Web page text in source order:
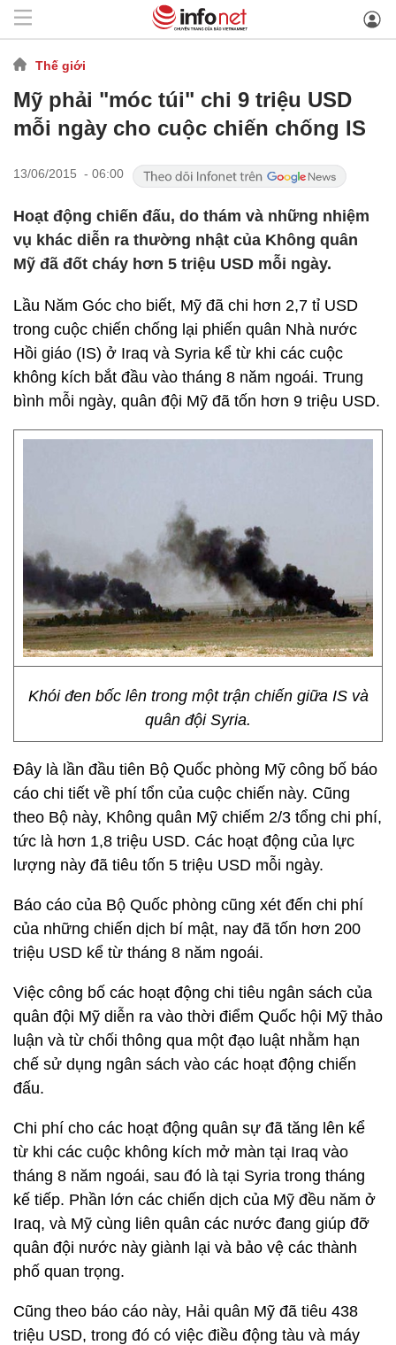
Thế giới
Mỹ phải "móc túi" chi 9 triệu USD
mỗi ngày cho cuộc chiến chống IS
13/06/2015 - 06:00
Hoạt động chiến đấu, do thám và những nhiệm
vụ khác diễn ra thường nhật của Không quân
Mỹ đã đốt cháy hơn 5 triệu USD mỗi ngày.
Lầu Năm Góc cho biết, Mỹ đã chi hơn 2,7 tỉ USD
trong cuộc chiến chống lại phiến quân Nhà nước
Hồi giáo (IS) ở Iraq và Syria kể từ khi các cuộc
không kích bắt đầu vào tháng 8 năm ngoái. Trung
bình mỗi ngày, quân đội Mỹ đã tốn hơn 9 triệu USD.
Khói đen bốc lên trong một trận chiến giữa IS và
quân đội Syria.
Đây là lần đầu tiên Bộ Quốc phòng Mỹ công bố báo
cáo chi tiết về phí tổn của cuộc chiến này. Cũng
theo Bộ này, Không quân Mỹ chiếm 2/3 tổng chi phí,
tức là hơn 1,8 triệu USD. Các hoạt động của lực
lượng này đã tiêu tốn 5 triệu USD mỗi ngày.
Báo cáo của Bộ Quốc phòng cũng xét đến chi phí
của những chiến dịch bí mật, nay đã tốn hơn 200
triệu USD kể từ tháng 8 năm ngoái.
Việc công bố các hoạt động chi tiêu ngân sách của
quân đội Mỹ diễn ra vào thời điểm Quốc hội Mỹ thảo
luận và từ chối thông qua một đạo luật nhằm hạn
chế sử dụng ngân sách vào các hoạt động chiến
đấu.
Chi phí cho các hoạt động quân sự đã tăng lên kể
từ khi các cuộc không kích mở màn tại Iraq vào
tháng 8 năm ngoái, sau đó là tại Syria trong tháng
kế tiếp. Phần lớn các chiến dịch của Mỹ đều năm ở
Iraq, và Mỹ cùng liên quân các nước đang giúp đỡ
quân đội nước này giành lại và bảo vệ các thành
phố quan trọng.
Cũng theo báo cáo này, Hải quân Mỹ đã tiêu 438
triệu USD, trong đó có việc điều động tàu và máy